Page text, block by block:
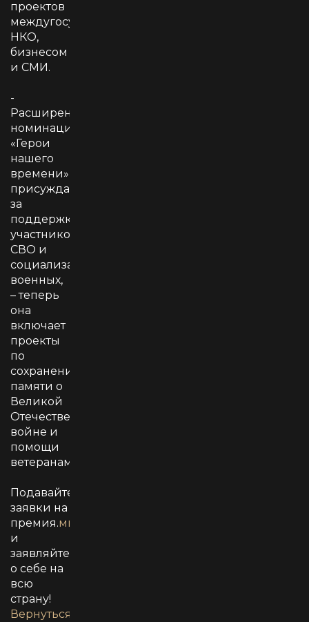
проектов
междугосударством,
НКО,
бизнесом
и СМИ.
-
Расширена
номинация
«Герои
нашего
времени»,
присуждаемая
за
поддержку
участников
СВО и
социализацию
военных,
– теперь
она
включает
проекты
по
сохранению
памяти о
Великой
Отечественной
войне и
помощи
ветеранам.
Подавайте
заявки на
премия.мывместе.рф
и
заявляйте
о себе на
всю
страну!
Вернуться